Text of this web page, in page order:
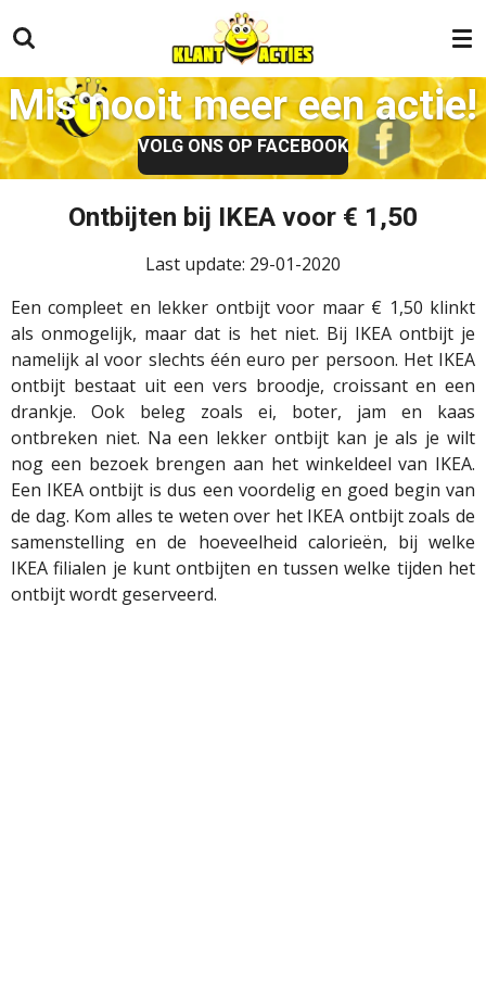
direct
naar
de
hoofdinhoud
Mis nooit meer een actie!
VOLG ONS OP FACEBOOK
Ontbijten bij IKEA voor € 1,50
Last update: 29-01-2020
Een compleet en lekker ontbijt voor maar € 1,50 klinkt
als onmogelijk, maar dat is het niet. Bij IKEA ontbijt je
namelijk al voor slechts één euro per persoon. Het IKEA
ontbijt bestaat uit een vers broodje, croissant en een
drankje. Ook beleg zoals ei, boter, jam en kaas
ontbreken niet. Na een lekker ontbijt kan je als je wilt
nog een bezoek brengen aan het winkeldeel van IKEA.
Een IKEA ontbijt is dus een voordelig en goed begin van
de dag. Kom alles te weten over het IKEA ontbijt zoals de
samenstelling en de hoeveelheid calorieën, bij welke
IKEA filialen je kunt ontbijten en tussen welke tijden het
ontbijt wordt geserveerd.